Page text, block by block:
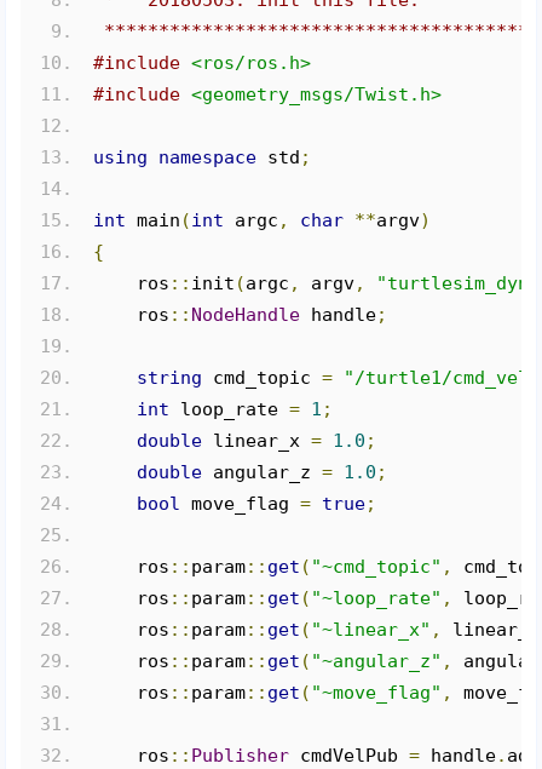
#include <ros/ros.h>
#include <geometry_msgs/Twist.h>
using namespace std ;
int main (int argc , char **argv)
{
ros :: init (argc , argv,
ros :: NodeHandle handle;
string cmd_topic = "/turtle1/cmd_vel"
int loop_rate = 1 ;
double linear_x = 1.0 ;
double angular_z = 1.0 ;
bool move_flag = true;
ros :: param:: get ( "~cmd_topic" ,
ros :: param:: get ( "~loop_rate" ,
ros :: param:: get ( "~linear_x" , linear_x
ros :: param:: get ( "~angular_z" ,
ros :: param:: get ( "~move_flag" ,
ros :: Publisher cmdVelPub = handle.